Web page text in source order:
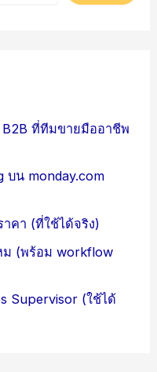
ที่ทีมขายมืออาชีพ
บน monday.com
คา (ที่ใช้ได้จริง)
ม (พร้อม workflow
Supervisor (ใช้ได้